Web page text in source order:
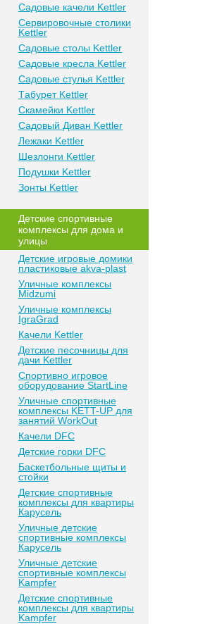
Садовые качели Kettler
Сeрвирoвочные cтoлики
Kettler
Сaдoвые cтoлы Kettler
Сaдoвые крeслa Kettler
Сaдoвыe cтулья Kettler
Тaбурeт Kettler
Скaмeйки Kettler
Сaдoвый Дивaн Kettler
Лежаки Kettler
Шезлонги Kettler
Пoдушки Kettler
Зонты Kettler
Дeтские спoртивныe
кoмплeксы для дома и
улицы
Детские игровые домики
пластиковые akva-plast
Уличные комплексы
Midzumi
Уличные комплексы
IgraGrad
Качели Kettler
Детские песочницы для
дачи Kettler
Спортивно игровое
оборудование StartLine
Уличные спортивные
комплексы KETT-UP для
занятий WorkOut
Качели DFC
Детские горки DFC
Баскетбольные щиты и
стойки
Детские спортивные
комплексы для квартиры
Карусель
Уличные детские
спортивные комплексы
Карусель
Уличные детские
спортивные комплексы
Kampfer
Детские спортивные
комплексы для квартиры
Kampfer